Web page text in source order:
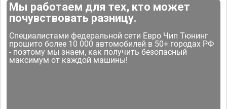
Мы работаем для тех, кто может
почувствовать разницу.
Специалистами федеральной сети Евро Чип Тюнинг
прошито более 10 000 автомобилей в 50+ городах РФ
- поэтому мы знаем, как получить безопасный
максимум от каждой машины!